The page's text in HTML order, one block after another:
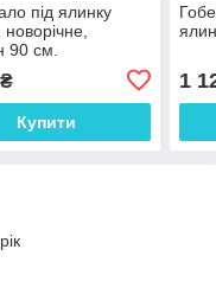
під ялинку
90 см.
Купити
1